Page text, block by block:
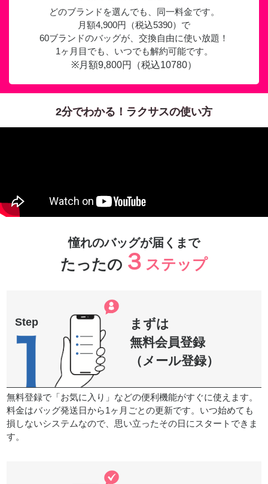
どのブランドを選んでも、同一料金です。
月額4,900円（税込5390）で
60ブランドのバッグが、交換自由に使い放題！
1ヶ月目でも、いつでも解約可能です。
※月額9,800円（税込10780）
2分でわかる！ラクサスの使い方
憧れのバッグが届くまで
たったの ３ ステップ
まずは
無料会員登録
（メール登録）
無料登録で「お気に入り」などの便利機能がすぐに使えます。
料金はバッグ発送日から1ヶ月ごとの更新です。いつ始めても
損しないシステムなので、思い立ったその日にスタートできま
す。